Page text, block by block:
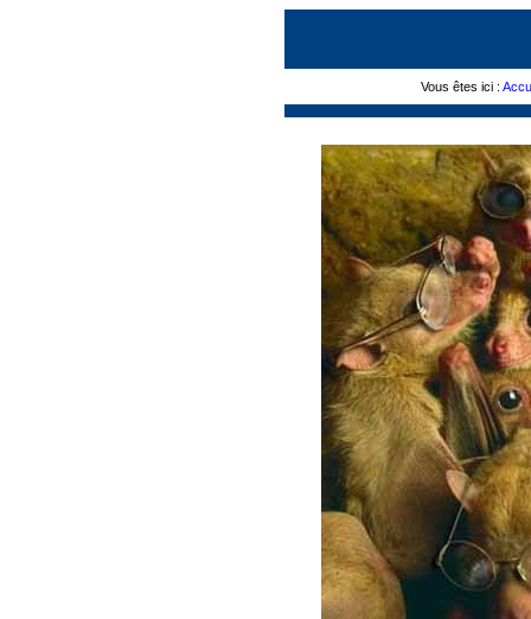
Vous êtes ici :